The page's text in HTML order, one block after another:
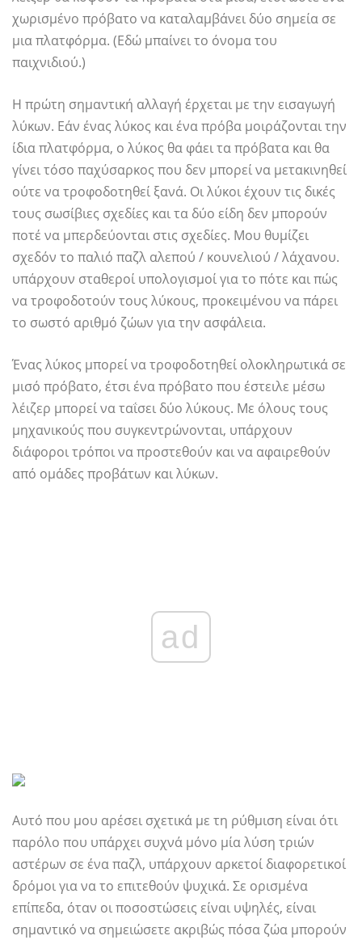
χωρισμένο πρόβατο να καταλαμβάνει δύο σημεία σε
μια πλατφόρμα. (Εδώ μπαίνει το όνομα του
παιχνιδιού.)
Η πρώτη σημαντική αλλαγή έρχεται με την εισαγωγή
λύκων. Εάν ένας λύκος και ένα πρόβα μοιράζονται την
ίδια πλατφόρμα, ο λύκος θα φάει τα πρόβατα και θα
γίνει τόσο παχύσαρκος που δεν μπορεί να μετακινηθεί
ούτε να τροφοδοτηθεί ξανά. Οι λύκοι έχουν τις δικές
τους σωσίβιες σχεδίες και τα δύο είδη δεν μπορούν
ποτέ να μπερδεύονται στις σχεδίες. Μου θυμίζει
σχεδόν το παλιό παζλ αλεπού / κουνελιού / λάχανου.
υπάρχουν σταθεροί υπολογισμοί για το πότε και πώς
να τροφοδοτούν τους λύκους, προκειμένου να πάρει
το σωστό αριθμό ζώων για την ασφάλεια.
Ένας λύκος μπορεί να τροφοδοτηθεί ολοκληρωτικά σε
μισό πρόβατο, έτσι ένα πρόβατο που έστειλε μέσω
λέιζερ μπορεί να ταΐσει δύο λύκους. Με όλους τους
μηχανικούς που συγκεντρώνονται, υπάρχουν
διάφοροι τρόποι να προστεθούν και να αφαιρεθούν
από ομάδες προβάτων και λύκων.
ad
Αυτό που μου αρέσει σχετικά με τη ρύθμιση είναι ότι
παρόλο που υπάρχει συχνά μόνο μία λύση τριών
αστέρων σε ένα παζλ, υπάρχουν αρκετοί διαφορετικοί
δρόμοι για να το επιτεθούν ψυχικά. Σε ορισμένα
επίπεδα, όταν οι ποσοστώσεις είναι υψηλές, είναι
σημαντικό να σημειώσετε ακριβώς πόσα ζώα μπορούν